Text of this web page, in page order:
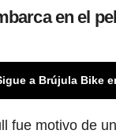
en el
a Brújula Bike
fue motivo de